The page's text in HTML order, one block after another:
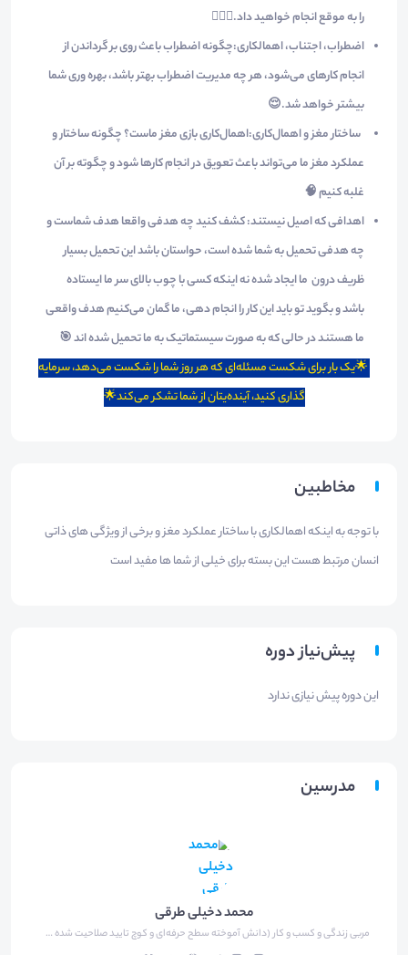
را به موقع انجام خواهید داد.🧘🏼‍♂️
اضطراب، اجتناب، اهمالکاری:چگونه اضطراب باعث ر​وی بر گرداندن از
انجام کارهای می‌شود، هر چه مدیریت اضطراب بهتر باشد، بهره وری شما
بیشتر خواهد شد.😌
ساختار مغز و اهمال‌کاری:اهمال‌کاری بازی مغز ماست؟ چگونه ساختار و
عملکرد مغز ما می‌تواند باعث تعویق در انجام کارها شود و چگوته بر آن
غلبه کنیم 🧠
اهدافی که اصیل نیستند:کشف کنید چه هدفی واقعا هدف شماست و
چه هدفی تحمیل به شما شده است، حواستان باشد این تحمیل بسیار
ظریف درون ما ایجاد شده نه اینکه کسی با چوب بالای سر ما ایستاده
باشد و بگوید تو باید این کار را انجام دهی، ما گمان می‌کنیم هدف واقعی
ما هستند در حالی که به صورت سیستماتیک به ما تحمیل شده اند 🎯
🌟یک بار برای شکست مسئله‌ای که هر روز شما را شکست می‌دهد، سرمایه
گذاری کنید، آینده‌یتان از شما تشکر می‌کند🌟
مخاطبین
با توجه به اینکه اهمالکاری با ساختار‌ عملکرد مغز و برخی از ویژگی های ذاتی
انسان مرتبط هست این بسته برای خیلی از شما ها مفید است
پیش‌نیاز دوره
این دوره پیش نیازی ندارد
مدرسین
محمد دخیلی طرقی
مربی زندگی و کسب و کار (دانش آموخته سطح حرفه‌ای و کوچ تایید صلاحیت شده سازمان جهانی کوچینگ)